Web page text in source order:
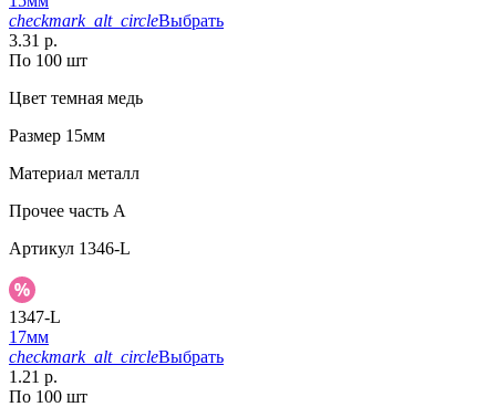
checkmark_alt_circleВыбрать
3.31 р.
По 100 шт
Цвет темная медь
Размер 15мм
Материал металл
Прочее часть A
Артикул 1346-L
1347-L
17мм
checkmark_alt_circleВыбрать
1.21 р.
По 100 шт